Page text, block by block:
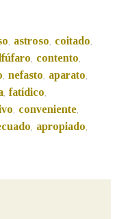
BUSCA
astroso coitado
contento
nefasto aparato
fatídico
conveniente
apropiado